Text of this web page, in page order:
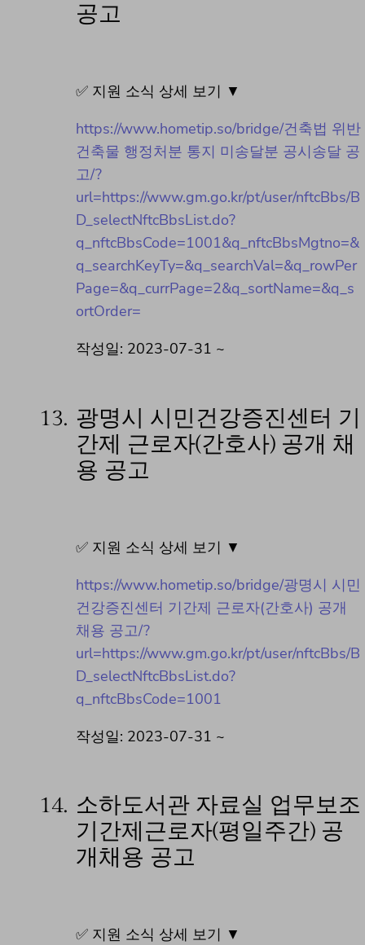
공고
✅ 지원 소식 상세 보기 ▼
https://www.hometip.so/bridge/건축법 위반
건축물 행정처분 통지 미송달분 공시송달 공
고/?
url=https://www.gm.go.kr/pt/user/nftcBbs/B
D_selectNftcBbsList.do?
q_nftcBbsCode=1001&q_nftcBbsMgtno=&
q_searchKeyTy=&q_searchVal=&q_rowPer
Page=&q_currPage=2&q_sortName=&q_s
ortOrder=
작성일: 2023-07-31 ~
13. 광명시 시민건강증진센터 기
간제 근로자(간호사) 공개 채
용 공고
✅ 지원 소식 상세 보기 ▼
https://www.hometip.so/bridge/광명시 시민
건강증진센터 기간제 근로자(간호사) 공개
채용 공고/?
url=https://www.gm.go.kr/pt/user/nftcBbs/B
D_selectNftcBbsList.do?
q_nftcBbsCode=1001
작성일: 2023-07-31 ~
14. 소하도서관 자료실 업무보조
기간제근로자(평일주간) 공
개채용 공고
✅ 지원 소식 상세 보기 ▼